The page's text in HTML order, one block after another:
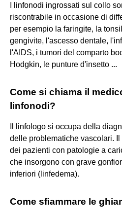
I linfonodi ingrossati sul collo
riscontrabile in occasione di
per esempio la faringite, la
gengivite, l'ascesso dentale,
l'AIDS, i tumori del comparto
Hodgkin, le punture d'insetto ...
Come si chiama il
linfonodi?
Il linfologo si occupa della
delle problematiche vascolari.
dei pazienti con patologie a
che insorgono con grave
inferiori (linfedema).
Come sfiammare le